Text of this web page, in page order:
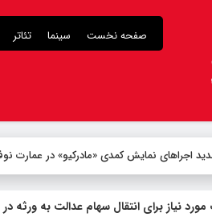
صفحه نخست سینما تئاتر
اجراهای نمایش کمدی «مادرکیو» در عمارت
نیاز برای انتقال سهام عدالت به ورثه